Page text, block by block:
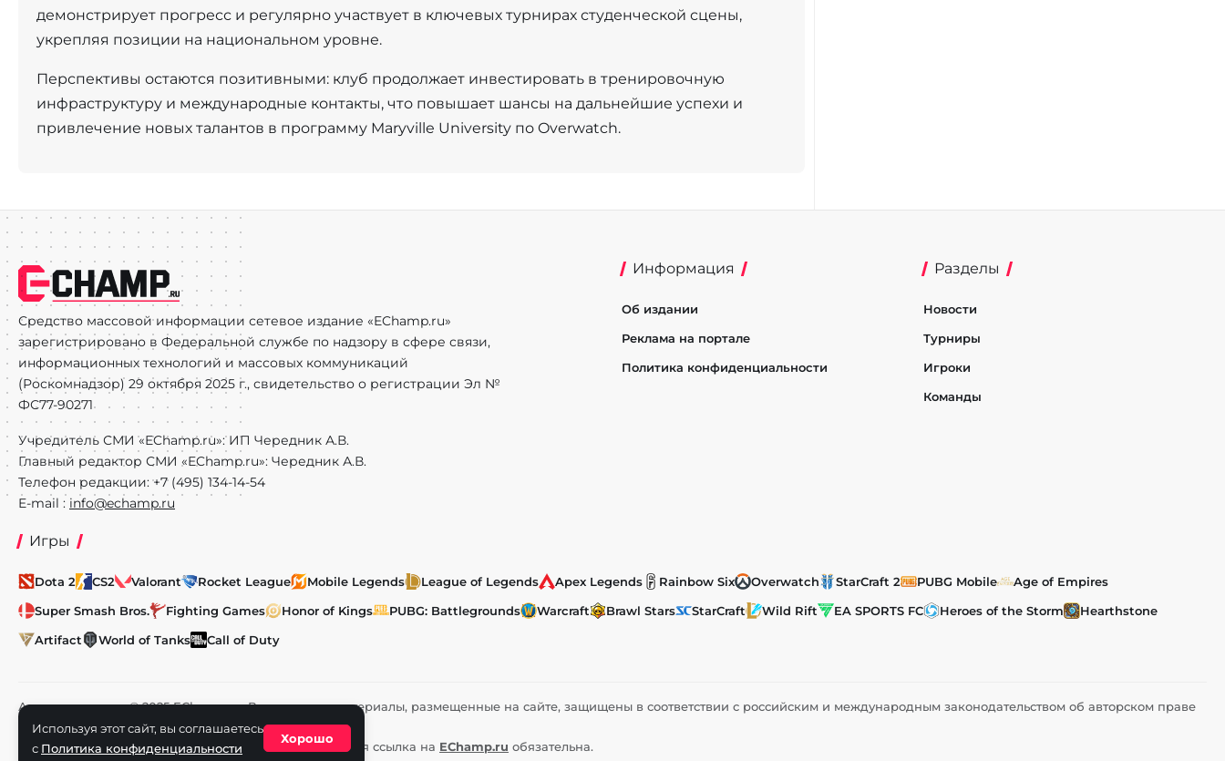
демонстрирует прогресс и регулярно участвует в ключевых турнирах студенческой сцены,
укрепляя позиции на национальном уровне.
Перспективы остаются позитивными: клуб продолжает инвестировать в тренировочную
инфраструктуру и международные контакты, что повышает шансы на дальнейшие успехи и
привлечение новых талантов в программу Maryville University по Overwatch.
Средство массовой информации сетевое издание «EChamp.ru»
зарегистрировано в Федеральной службе по надзору в сфере связи,
информационных технологий и массовых коммуникаций
(Роскомнадзор) 29 октября 2025 г., свидетельство о регистрации Эл №
ФС77-90271
Учредитель СМИ «EChamp.ru»: ИП Чередник А.В.
Главный редактор СМИ «EChamp.ru»: Чередник А.В.
Телефон редакции: +7 (495) 134-14-54
E-mail : info@echamp.ru
Информация
Об издании
Реклама на портале
Политика конфиденциальности
Разделы
Новости
Турниры
Игроки
Команды
Игры
Dota 2 CS2 Valorant Rocket League Mobile Legends League of Legends Apex Legends Rainbow Six Overwatch StarCraft 2 PUBG Mobile
Age of Empires
Super Smash Bros.
Fighting Games Honor of Kings PUBG: Battlegrounds Warcraft Brawl Stars StarCraft Wild Rift EA SPORTS FC Heroes of the Storm
Hearthstone
Artifact
World of Tanks Call of Duty
Авторское право © 2025 EChamp.ru. Все права на материалы, размещенные на сайте, защищены в соответствии с российским и международным законодательством об авторском праве
и смежных правах.
При любом использовании материалов сайта активная ссылка на EChamp.ru обязательна.
Используя этот сайт, вы соглашаетесь
с Политика конфиденциальности
Хорошо